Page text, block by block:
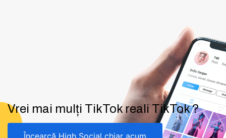
Vrei mai mulți TikTok reali TikTok ?
Încearcă High Social chiar acum